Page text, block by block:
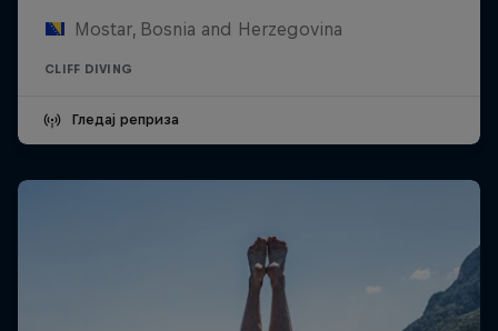
Mostar, Bosnia and Herzegovina
CLIFF DIVING
Гледај реприза